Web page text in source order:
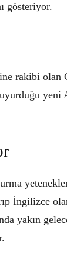
gösteriyor.
rakibi olan
İngilizce
yakın